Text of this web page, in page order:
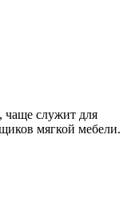
чаще служит для
мягкой мебели.